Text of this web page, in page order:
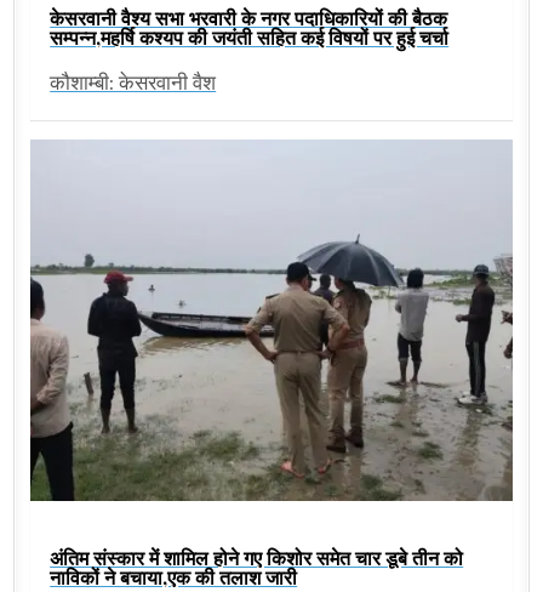
केसरवानी वैश्य सभा भरवारी के नगर पदाधिकारियों की बैठक
सम्पन्न,महर्षि कश्यप की जयंती सहित कई विषयों पर हुई चर्चा
कौशाम्बी: केसरवानी वैश
अंतिम संस्कार में शामिल होने गए किशोर समेत चार डूबे तीन को
नाविकों ने बचाया,एक की तलाश जारी